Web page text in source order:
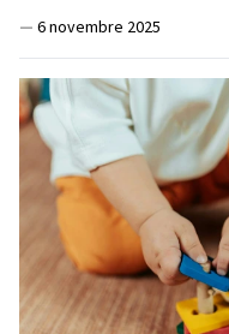
— 6 novembre 2025